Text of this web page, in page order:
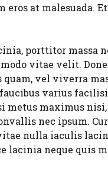
eros at malesuada.
porttitor massa
vitae velit.
vel viverra
varius
maximus
nec ipsum.
nulla iaculis
lacinia neque quis